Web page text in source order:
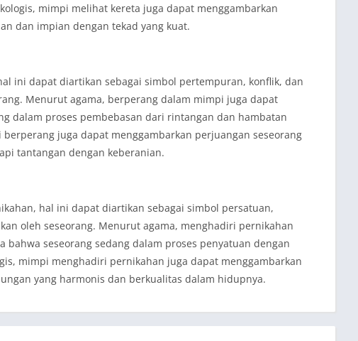
mimpi melihat kereta juga dapat menggambarkan
dan impian dengan tekad yang kuat.
ini dapat diartikan sebagai simbol pertempuran, konflik, dan
Menurut agama, berperang dalam mimpi juga dapat
dalam proses pembebasan dari rintangan dan hambatan
juga dapat menggambarkan perjuangan seseorang
tantangan dengan keberanian.
hal ini dapat diartikan sebagai simbol persatuan,
oleh seseorang. Menurut agama, menghadiri pernikahan
seseorang sedang dalam proses penyatuan dengan
mimpi menghadiri pernikahan juga dapat menggambarkan
yang harmonis dan berkualitas dalam hidupnya.